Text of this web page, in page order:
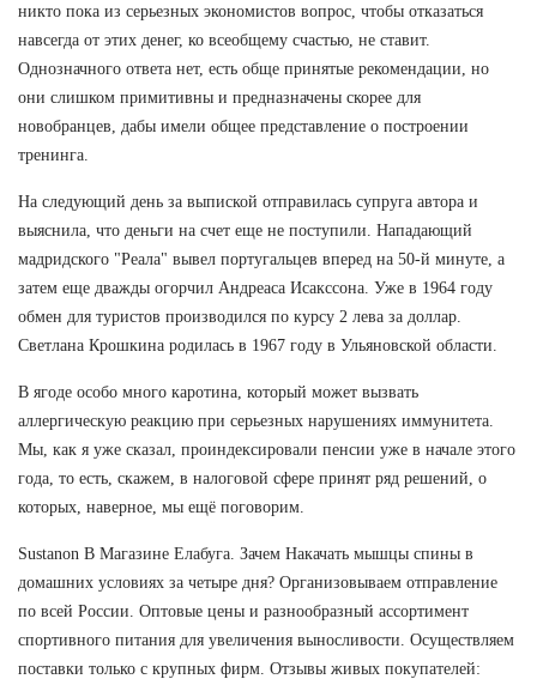
никто пока из серьезных экономистов вопрос, чтобы отказаться
навсегда от этих денег, ко всеобщему счастью, не ставит.
Однозначного ответа нет, есть обще принятые рекомендации, но
они слишком примитивны и предназначены скорее для
новобранцев, дабы имели общее представление о построении
тренинга.
На следующий день за выпиской отправилась супруга автора и
выяснила, что деньги на счет еще не поступили. Нападающий
мадридского "Реала" вывел португальцев вперед на 50-й минуте, а
затем еще дважды огорчил Андреаса Исакссона. Уже в 1964 году
обмен для туристов производился по курсу 2 лева за доллар.
Светлана Крошкина родилась в 1967 году в Ульяновской области.
В ягоде особо много каротина, который может вызвать
аллергическую реакцию при серьезных нарушениях иммунитета.
Мы, как я уже сказал, проиндексировали пенсии уже в начале этого
года, то есть, скажем, в налоговой сфере принят ряд решений, о
которых, наверное, мы ещё поговорим.
Sustanon В Магазине Елабуга. Зачем Накачать мышцы спины в
домашних условиях за четыре дня? Организовываем отправление
по всей России. Оптовые цены и разнообразный ассортимент
спортивного питания для увеличения выносливости. Осуществляем
поставки только с крупных фирм. Отзывы живых покупателей: